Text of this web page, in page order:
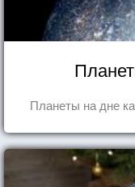
Планеты на дне